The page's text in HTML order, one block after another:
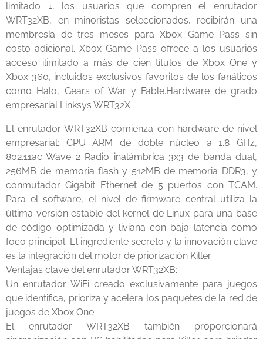
limitado ±, los usuarios que compren el enrutador
WRT32XB, en minoristas seleccionados, recibirán una
membresía de tres meses para Xbox Game Pass sin
costo adicional. Xbox Game Pass ofrece a los usuarios
acceso ilimitado a más de cien títulos de Xbox One y
Xbox 360, incluidos exclusivos favoritos de los fanáticos
como Halo, Gears of War y Fable.Hardware de grado
empresarial Linksys WRT32X
El enrutador WRT32XB comienza con hardware de nivel
empresarial: CPU ARM de doble núcleo a 1.8 GHz,
802.11ac Wave 2 Radio inalámbrica 3x3 de banda dual,
256MB de memoria flash y 512MB de memoria DDR3, y
conmutador Gigabit Ethernet de 5 puertos con TCAM.
Para el software, el nivel de firmware central utiliza la
última versión estable del kernel de Linux para una base
de código optimizada y liviana con baja latencia como
foco principal. El ingrediente secreto y la innovación clave
es la integración del motor de priorización Killer.
Ventajas clave del enrutador WRT32XB:
Un enrutador WiFi creado exclusivamente para juegos
que identifica, prioriza y acelera los paquetes de la red de
juegos de Xbox One
El enrutador WRT32XB también proporcionará